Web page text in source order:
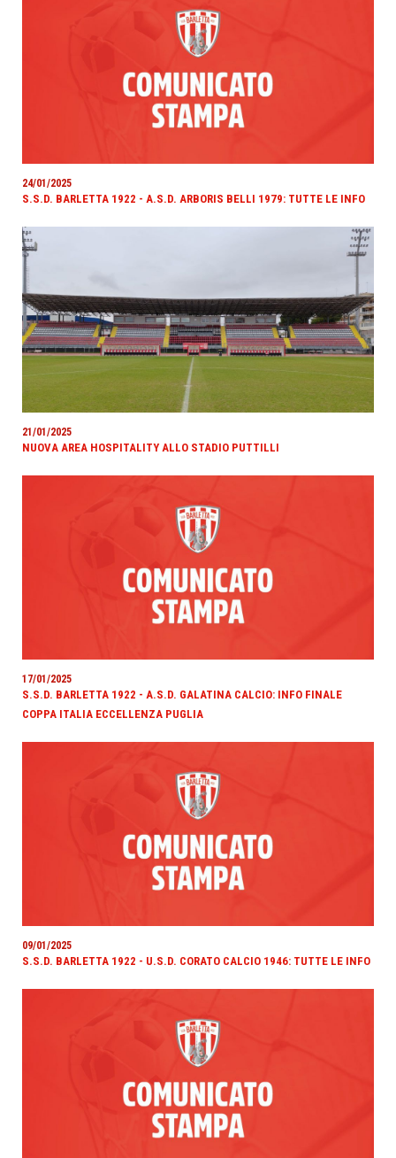
24/01/2025
S.S.D. BARLETTA 1922 - A.S.D. ARBORIS BELLI 1979: TUTTE LE INFO
21/01/2025
NUOVA AREA HOSPITALITY ALLO STADIO PUTTILLI
17/01/2025
S.S.D. BARLETTA 1922 - A.S.D. GALATINA CALCIO: INFO FINALE
COPPA ITALIA ECCELLENZA PUGLIA
09/01/2025
S.S.D. BARLETTA 1922 - U.S.D. CORATO CALCIO 1946: TUTTE LE INFO